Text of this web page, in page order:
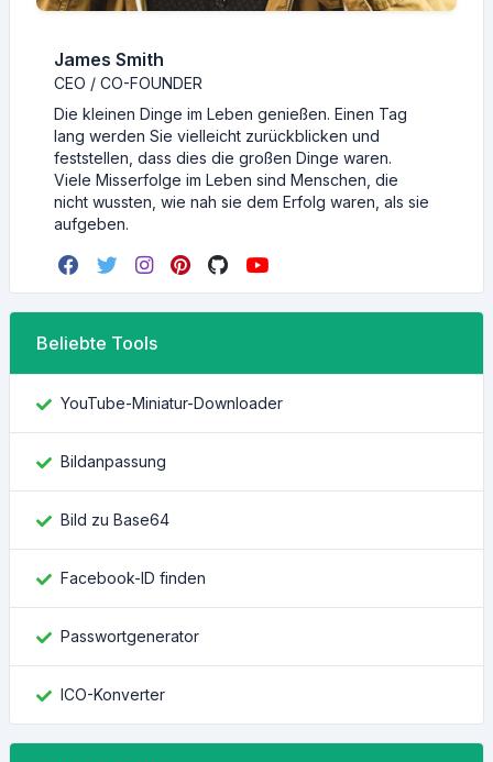
James Smith
CEO / CO-FOUNDER
Die kleinen Dinge im Leben genießen. Einen Tag
lang werden Sie vielleicht zurückblicken und
feststellen, dass dies die großen Dinge waren.
Viele Misserfolge im Leben sind Menschen, die
nicht wussten, wie nah sie dem Erfolg waren, als sie
aufgeben.
Beliebte Tools
YouTube-Miniatur-Downloader
Bildanpassung
Bild zu Base64
Facebook-ID finden
Passwortgenerator
ICO-Konverter